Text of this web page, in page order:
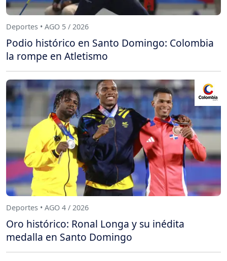
Deportes • AGO 5 / 2026
Podio histórico en Santo Domingo: Colombia
la rompe en Atletismo
Deportes • AGO 4 / 2026
Oro histórico: Ronal Longa y su inédita
medalla en Santo Domingo